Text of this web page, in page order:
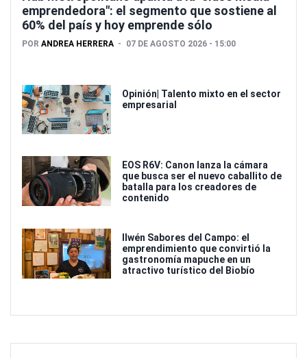
emprendedora": el segmento que sostiene al
60% del país y hoy emprende sólo
POR ANDREA HERRERA 07 DE AGOSTO 2026 - 15:00
Opinión| Talento mixto en el sector
empresarial
EOS R6V: Canon lanza la cámara
que busca ser el nuevo caballito de
batalla para los creadores de
contenido
Ilwén Sabores del Campo: el
emprendimiento que convirtió la
gastronomía mapuche en un
atractivo turístico del Biobío